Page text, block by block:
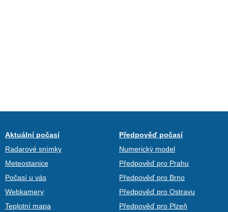
Aktuální počasí
Radarové snímky
Meteostanice
Počasí u vás
Webkamery
Teplotní mapa
Předpověď počasí
Numerický model
Předpověď pro Prahu
Předpověď pro Brno
Předpověď pro Ostravu
Předpověď pro Plzeň